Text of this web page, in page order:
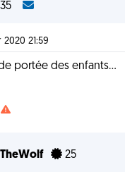
35
21:59
portée des enfants...
25